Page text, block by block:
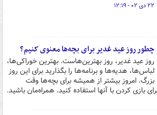
۲۲ دی ۰۲ - ۱۲:۱۹
چطور روز عید غدیر برای بچه‌ها معنوی کنیم؟
روز عید غدیر، روز بهترین‌هاست. بهترین خوراکی‌ها،
لباس‌ها، هدیه‌ها و برنامه‌ها را بگذارید برای این روز
بزرگ. امروز بیشتر از همیشه برای بچه‌ها وقت
بازی کردن با آنها استفاده کنید. همراه‌مان باشید.